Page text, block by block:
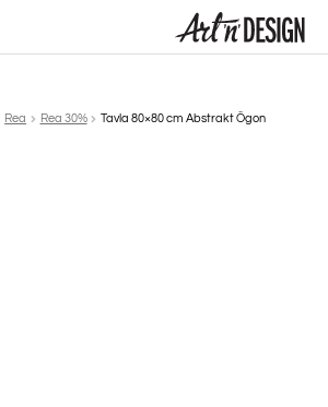
Rea Rea 30% Tavla 80×80 cm Abstrakt Ögon